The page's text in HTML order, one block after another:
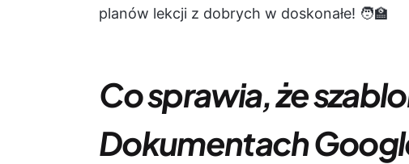
planów lekcji z dobrych w doskonałe! 🧑‍🏫
Co sprawia, że
Dokumentach